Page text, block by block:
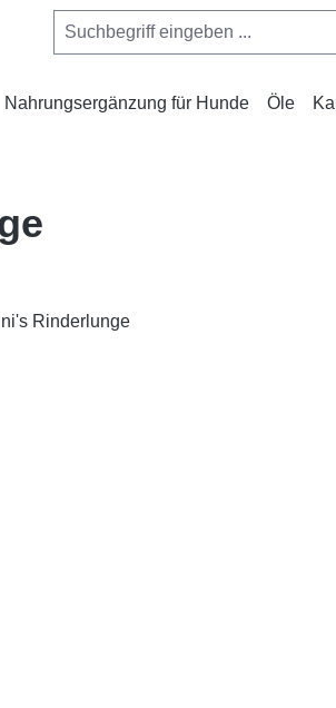
Nahrungsergänzung für Hunde Öle